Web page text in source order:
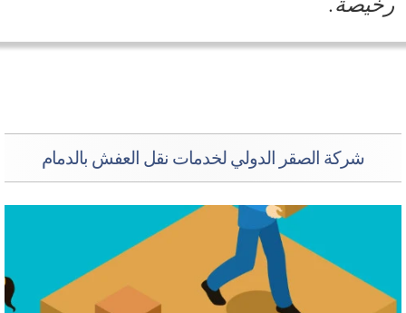
شركة الصقر الدولي لخدمات نقل العفش بالدمام